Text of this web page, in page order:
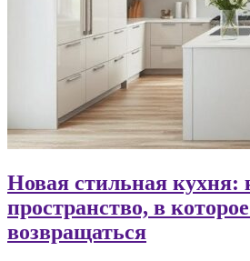
Новая стильная кухня:
пространство, в
возвращаться